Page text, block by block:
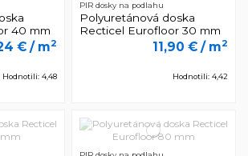
40 mm
€ / m2
Hodnotili: 4,48
PIR dosky na podlahu
Polyuretánová doska
Recticel Eurofloor 30 mm
11,90 € / m2
Hodnotili: 4,42